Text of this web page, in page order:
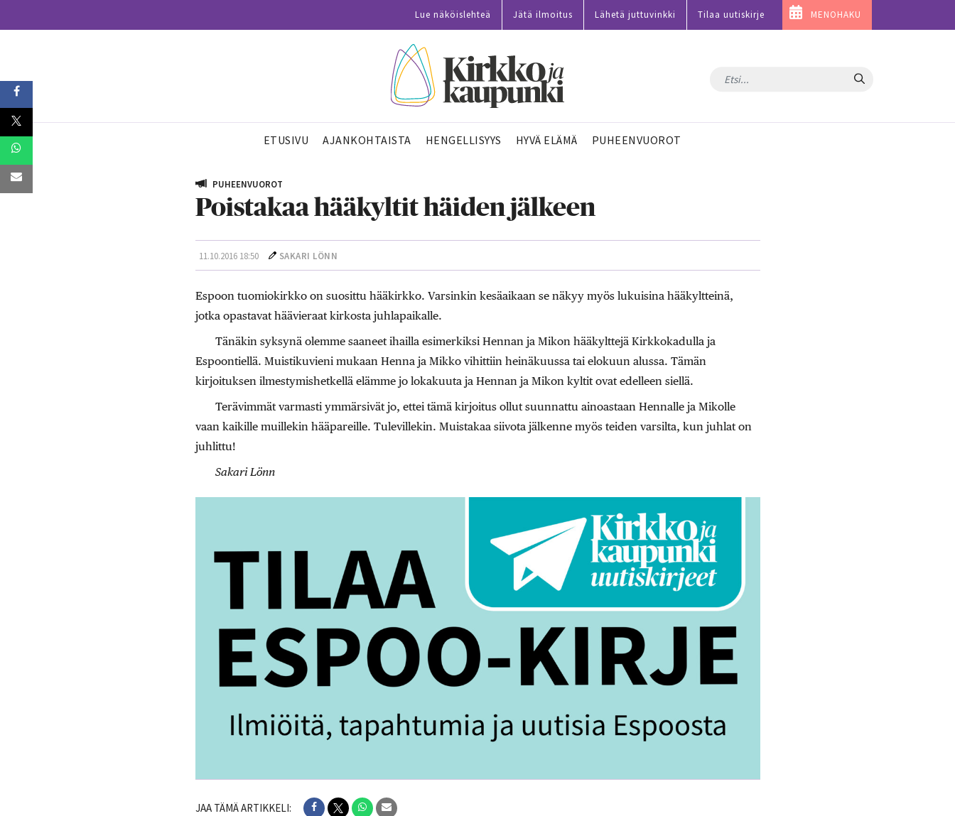
Lue näköislehteä Jätä ilmoitus Lähetä juttuvinkki Tilaa uutiskirje MENOHAKU
Hae
ETUSIVU AJANKOHTAISTA HENGELLISYYS HYVÄ ELÄMÄ PUHEENVUOROT
PUHEENVUOROT
Poistakaa hääkyltit häiden jälkeen
11.10.2016 18:50 SAKARI LÖNN
Espoon tuomiokirkko on suosittu hääkirkko. Varsinkin kesäaikaan se näkyy myös lukuisina hääkyltteinä,
jotka opastavat häävieraat kirkosta juhlapaikalle.
Tänäkin syksynä olemme saaneet ihailla esimerkiksi Hennan ja Mikon hääkylttejä Kirkkokadulla ja
Espoontiellä. Muistikuvieni mukaan Henna ja Mikko vihittiin heinäkuussa tai elokuun alussa. Tämän
kirjoituksen ilmestymishetkellä elämme jo lokakuuta ja Hennan ja Mikon kyltit ovat edelleen siellä.
Terävimmät varmasti ymmärsivät jo, ettei tämä kirjoitus ollut suunnattu ainoastaan Hennalle ja Mikolle
vaan kaikille muillekin hääpareille. Tulevillekin. Muistakaa siivota jälkenne myös teiden varsilta, kun juhlat on
juhlittu!
Sakari Lönn
JAA TÄMÄ ARTIKKELI: